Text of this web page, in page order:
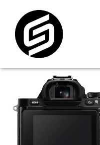
content
門市據點
iMCheck APP
線上商城